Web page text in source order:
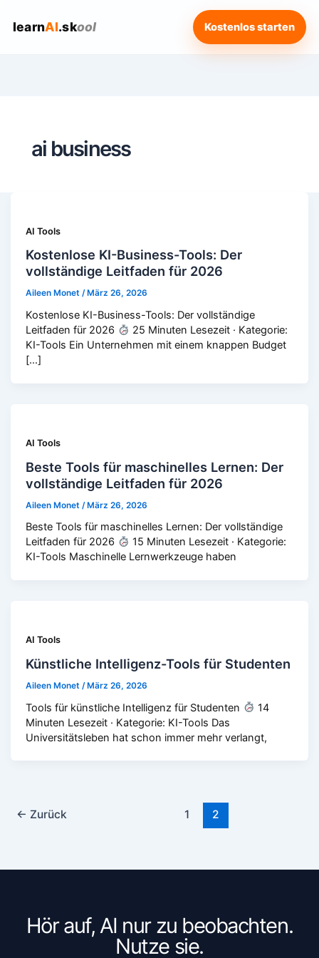
learnAI.skool Kostenlos starten
ai business
AI Tools
Kostenlose KI-Business-Tools: Der
vollständige Leitfaden für 2026
Aileen Monet/ März 26, 2026
Kostenlose KI-Business-Tools: Der vollständige
Leitfaden für 2026
25 Minuten Lesezeit · Kategorie:
KI-Tools Ein Unternehmen mit einem knappen Budget
[…]
AI Tools
Beste Tools für maschinelles Lernen: Der
vollständige Leitfaden für 2026
Aileen Monet /März 26, 2026
Beste Tools für maschinelles Lernen: Der vollständige
Leitfaden für 2026
15 Minuten Lesezeit · Kategorie:
KI-Tools Maschinelle Lernwerkzeuge haben
AI Tools
Künstliche Intelligenz-Tools für Studenten
Aileen Monet /März 26, 2026
Tools für künstliche Intelligenz für Studenten
14
Minuten Lesezeit · Kategorie: KI-Tools Das
Universitätsleben hat schon immer mehr verlangt,
← Zurück 1 2
Hör auf, AI nur zu beobachten.
Nutze sie.